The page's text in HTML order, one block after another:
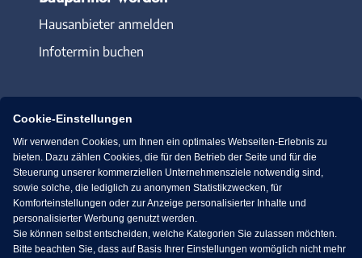
Hausanbieter anmelden
Infotermin buchen
Immowelt.de Bauen.de
Massivhaus.de Bungalow.de
Fertighaus.de
Cookie-Einstellungen
Wir verwenden Cookies, um Ihnen ein optimales Webseiten-Erlebnis zu
bieten. Dazu zählen Cookies, die für den Betrieb der Seite und für die
Steuerung unserer kommerziellen Unternehmensziele notwendig sind,
sowie solche, die lediglich zu anonymen Statistikzwecken, für
Komforteinstellungen oder zur Anzeige personalisierter Inhalte und
personalisierter Werbung genutzt werden.
Sie können selbst entscheiden, welche Kategorien Sie zulassen möchten.
Bitte beachten Sie, dass auf Basis Ihrer Einstellungen womöglich nicht mehr